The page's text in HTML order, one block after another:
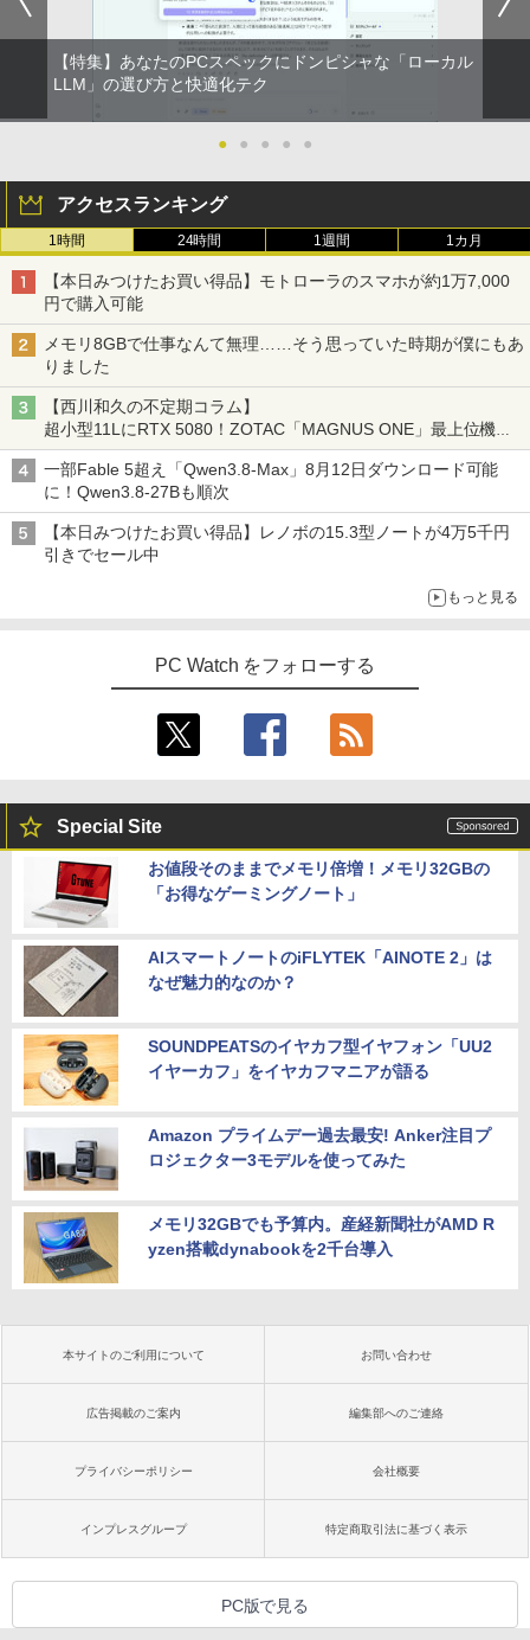
【特集】あなたのPCスペックにドンピシャな「ローカル
LLM」の選び方と快適化テク
● ● ● ● ●
アクセスランキング
1時間 24時間 1週間 1カ月
【本日みつけたお買い得品】モトローラのスマホが約1万7,000
円で購入可能
メモリ8GBで仕事なんて無理……そう思っていた時期が僕にもあ
りました
【西川和久の不定期コラム】
超小型11LにRTX 5080！ZOTAC「MAGNUS ONE」最上位機の
実力を探る
一部Fable 5超え「Qwen3.8-Max」8月12日ダウンロード可能
に！Qwen3.8-27Bも順次
【本日みつけたお買い得品】レノボの15.3型ノートが4万5千円
引きでセール中
もっと見る
PC Watch をフォローする
Special Site
お値段そのままでメモリ倍増！メモリ32GBの
「お得なゲーミングノート」
AIスマートノートのiFLYTEK「AINOTE 2」は
なぜ魅力的なのか？
SOUNDPEATSのイヤカフ型イヤフォン「UU2
イヤーカフ」をイヤカフマニアが語る
Amazon プライムデー過去最安! Anker注目プ
ロジェクター3モデルを使ってみた
メモリ32GBでも予算内。産経新聞社がAMD R
yzen搭載dynabookを2千台導入
本サイトのご利用について お問い合わせ
広告掲載のご案内 編集部へのご連絡
プライバシーポリシー 会社概要
インプレスグループ 特定商取引法に基づく表示
PC版で見る